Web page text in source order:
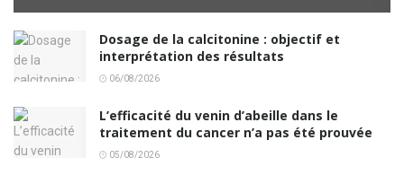
Dosage de la calcitonine : objectif et
interprétation des résultats
06/08/2026
L’efficacité du venin d’abeille dans le
traitement du cancer n’a pas été prouvée
05/08/2026